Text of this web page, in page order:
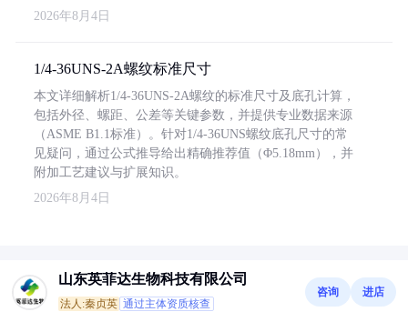
2026年8月4日
1/4-36UNS-2A螺纹标准尺寸
本文详细解析1/4-36UNS-2A螺纹的标准尺寸及底孔计算，
包括外径、螺距、公差等关键参数，并提供专业数据来源
（ASME B1.1标准）。针对1/4-36UNS螺纹底孔尺寸的常
见疑问，通过公式推导给出精确推荐值（Φ5.18mm），并
附加工艺建议与扩展知识。
2026年8月4日
山东英菲达生物科技有限公司
法人:秦贞英 通过主体资质核查
咨询 进店